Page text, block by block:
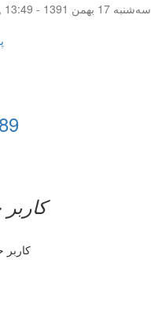
,
سه‌شنبه 17 بهمن 1391 - 13:49